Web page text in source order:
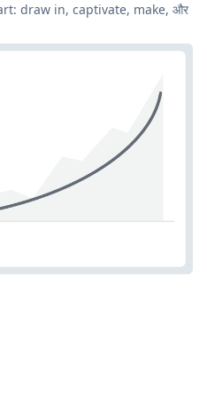
draw in, captivate, make, और